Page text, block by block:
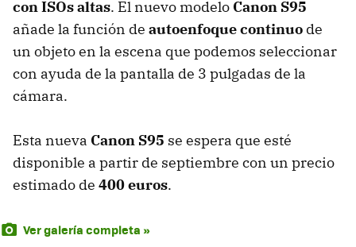
con ISOs altas. El nuevo modelo Canon S95
añade la función de autoenfoque continuo de
un objeto en la escena que podemos seleccionar
con ayuda de la pantalla de 3 pulgadas de la
cámara.
Esta nueva Canon S95 se espera que esté
disponible a partir de septiembre con un precio
estimado de 400 euros.
Ver galería completa »